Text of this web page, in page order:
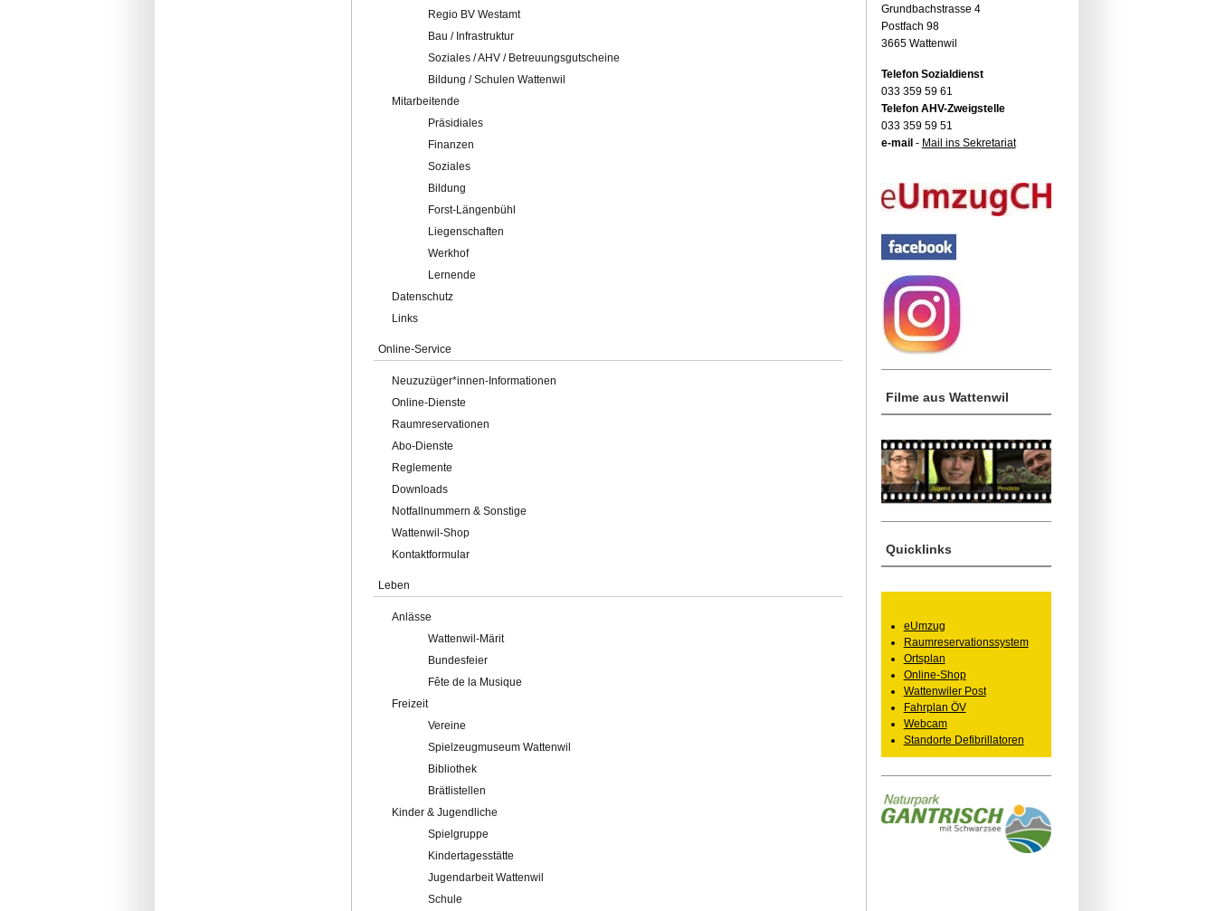
Regio BV Westamt
Bau / Infrastruktur
Soziales / AHV / Betreuungsgutscheine
Bildung / Schulen Wattenwil
Mitarbeitende
Präsidiales
Finanzen
Soziales
Bildung
Forst-Längenbühl
Liegenschaften
Werkhof
Lernende
Datenschutz
Links
Online-Service
Neuzuzüger*innen-Informationen
Online-Dienste
Raumreservationen
Abo-Dienste
Reglemente
Downloads
Notfallnummern & Sonstige
Wattenwil-Shop
Kontaktformular
Leben
Anlässe
Wattenwil-Märit
Bundesfeier
Fête de la Musique
Freizeit
Vereine
Spielzeugmuseum Wattenwil
Bibliothek
Brätlistellen
Kinder & Jugendliche
Spielgruppe
Kindertagesstätte
Jugendarbeit Wattenwil
Schule
Grundbachstrasse 4
Postfach 98
3665 Wattenwil
Telefon Sozialdienst
033 359 59 61
Telefon AHV-Zweigstelle
033 359 59 51
e-mail - Mail ins Sekretariat
Filme aus Wattenwil
Quicklinks
eUmzug
Raumreservationssystem
Ortsplan
Online-Shop
Wattenwiler Post
Fahrplan ÖV
Webcam
Standorte Defibrillatoren